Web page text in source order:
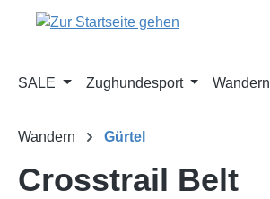
Hauptinhalt springen
Zur Suche springen
Zur Hauptnavigation springen
SALE Zughundesport Wandern
Wandern Gürtel
Crosstrail Belt